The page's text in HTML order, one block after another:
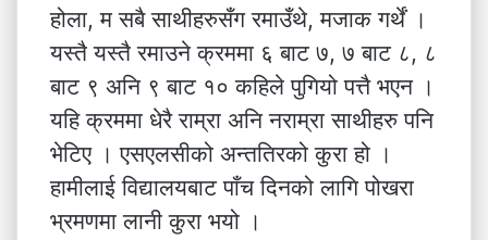
होला, म सबै साथीहरुसँग रमाउँथे, मजाक गर्थें ।
यस्तै यस्तै रमाउने क्रममा ६ बाट ७, ७ बाट ८, ८
बाट ९ अनि ९ बाट १० कहिले पुगियो पत्तै भएन ।
यहि क्रममा धेरै राम्रा अनि नराम्रा साथीहरु पनि
भेटिए । एसएलसीको अन्ततिरको कुरा हो ।
हामीलाई विद्यालयबाट पाँच दिनको लागि पोखरा
भ्रमणमा लानी कुरा भयो ।